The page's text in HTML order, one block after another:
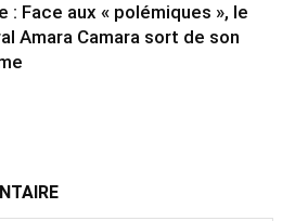
: Face aux « polémiques », le
Amara Camara sort de son